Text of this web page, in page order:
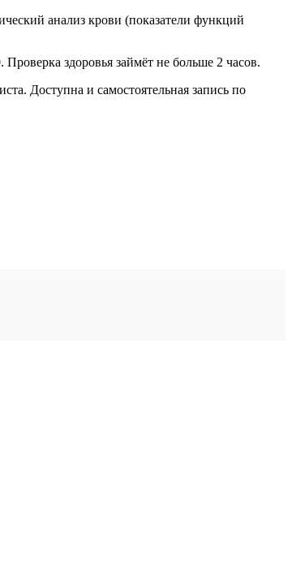
анализ крови (показатели функций
здоровья займёт не больше 2 часов.
Доступна и самостоятельная запись по